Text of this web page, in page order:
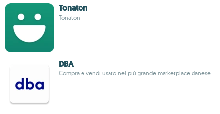
Tonaton
Tonaton
DBA
Compra e vendi usato nel più grande marketplace danese